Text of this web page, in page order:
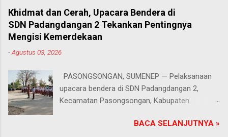
keterampilan, mulai dari pembuatan roti dan kue
hingga kejuruan lainnya yang bebas dipilih
peserta sesuai bakat dan minat masing-
para peserta. Salah satunya Juhairiyah, peserta
Kecamatan Guluk-Guluk. "Saya sangat senang
bisa mengikuti pelatihan ini. Selain menambah
wawasan dan keterampilan baru, saya juga bisa
teman perwakilan PKBM dari seluruh Kabupaten
Khidmat dan Cerah, Upacara Bendera di
SDN Padangdangan 2 Tekankan Pentingnya
Mengisi Kemerdekaan
-Agustus 03, 2026
PASONGSONGAN, SUMENEP — Pelaksanaan
upacara bendera di SDN Padangdangan 2,
Kecamatan Pasongsongan, Kabupaten
(3/8/2026). Suasana jalannya kegiatan terasa
BACA SELANJUTNYA »